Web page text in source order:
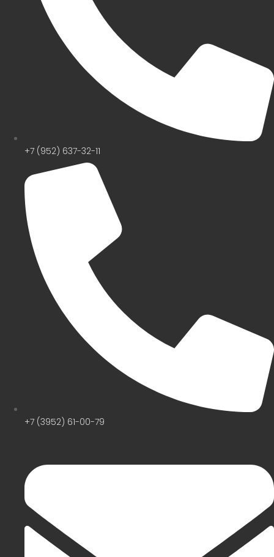
+7 (952) 637-32-11
+7 (3952) 61-00-79